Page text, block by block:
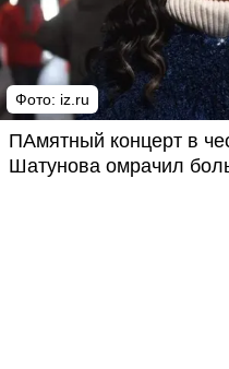
Фото: iz.ru
ПАмятный концерт в
Шатунова омрачил